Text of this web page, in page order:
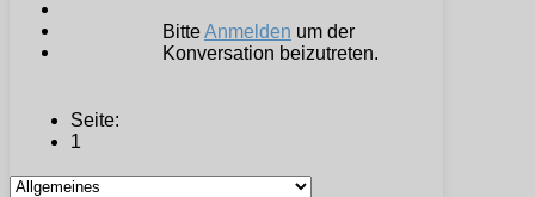
BitteAnmelden um der
Konversation beizutreten.
Seite:
1